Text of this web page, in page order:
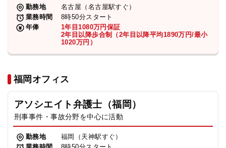
勤務地
名古屋（名古屋駅すぐ）
業務時間
8時50分スタート
年俸
1年目1080万円保証
2年目以降歩合制（2年目以降平均1890万円/最小
1020万円）
福岡オフィス
アソシエイト弁護士（福岡）
刑事事件・事故分野を中心に活動
勤務地
福岡（天神駅すぐ）